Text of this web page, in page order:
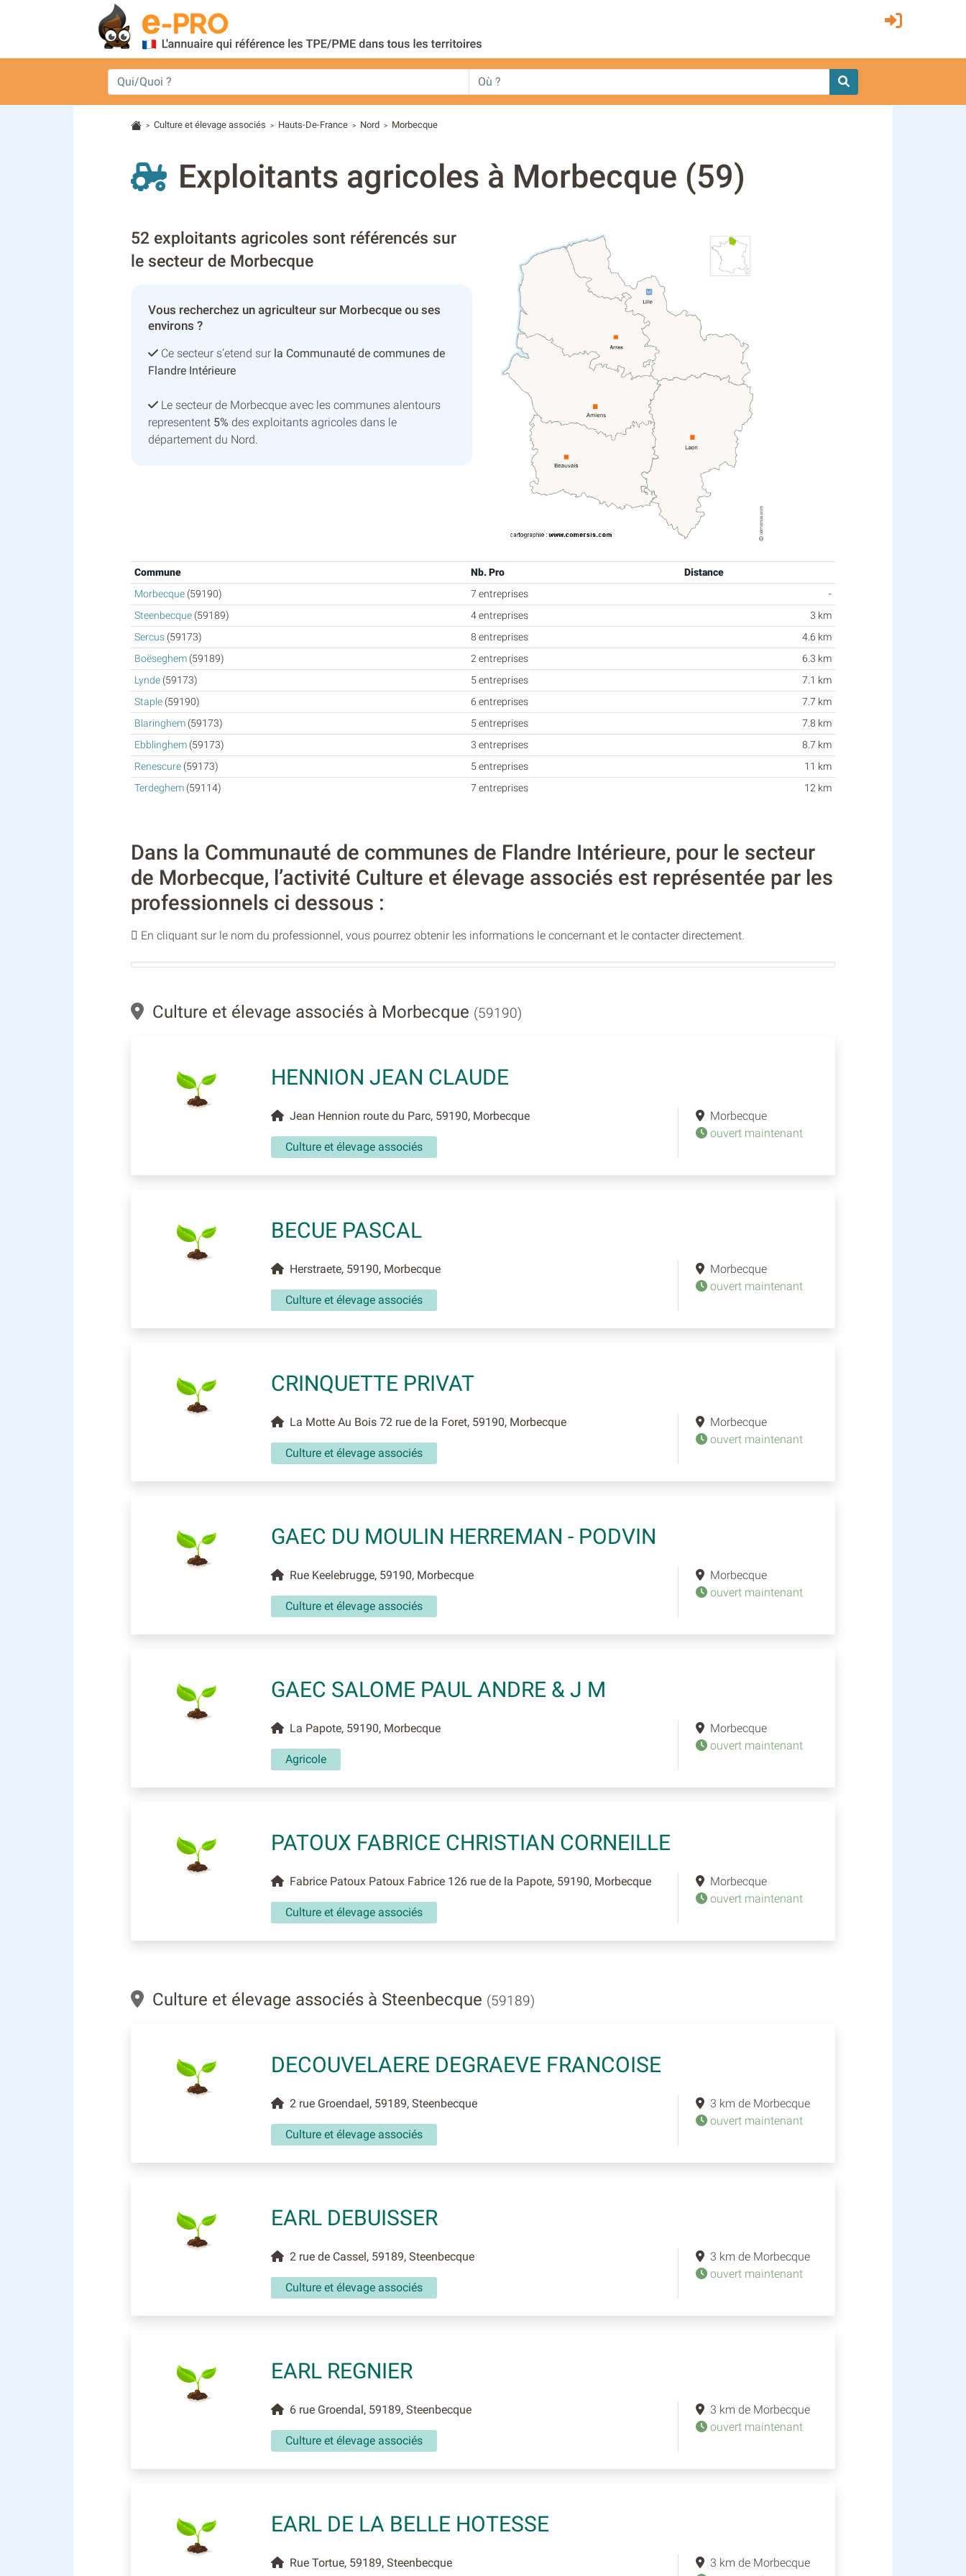
> Culture et élevage associés > Hauts-De-France > Nord > Morbecque
Exploitants agricoles à Morbecque (59)
52 exploitants agricoles sont référencés sur
le secteur de Morbecque
Vous recherchez un agriculteur sur Morbecque ou ses
environs ?
Ce secteur s’etend sur la Communauté de communes de
Flandre Intérieure
Le secteur de Morbecque avec les communes alentours
representent 5% des exploitants agricoles dans le
département du Nord.
Commune Nb. Pro
Distance
Morbecque(59190) 7 entreprises
-
Steenbecque(59189) 4 entreprises
3 km
Sercus(59173) 8 entreprises
4.6 km
Boëseghem(59189) 2 entreprises
6.3 km
Lynde(59173) 5 entreprises
7.1 km
Staple(59190) 6 entreprises
7.7 km
Blaringhem(59173) 5 entreprises
7.8 km
Ebblinghem(59173) 3 entreprises
8.7 km
Renescure(59173) 5 entreprises
11 km
Terdeghem(59114) 7 entreprises 12 km
Dans la Communauté de communes de Flandre Intérieure, pour le secteur
de Morbecque, l’activité Culture et élevage associés est représentée par les
professionnels ci dessous :
En cliquant sur le nom du professionnel, vous pourrez obtenir les informations le concernant et le contacter directement.
Culture et élevage associés à Morbecque (59190)
HENNION JEAN CLAUDE
Jean Hennion route du Parc, 59190, Morbecque
Culture et élevage associés
Morbecque
ouvert maintenant
BECUE PASCAL
Herstraete, 59190, Morbecque
Culture et élevage associés
Morbecque
ouvert maintenant
CRINQUETTE PRIVAT
La Motte Au Bois 72 rue de la Foret, 59190, Morbecque
Culture et élevage associés
Morbecque
ouvert maintenant
GAEC DU MOULIN HERREMAN - PODVIN
Rue Keelebrugge, 59190, Morbecque
Culture et élevage associés
Morbecque
ouvert maintenant
GAEC SALOME PAUL ANDRE & J M
La Papote, 59190, Morbecque
Agricole
Morbecque
ouvert maintenant
PATOUX FABRICE CHRISTIAN CORNEILLE
Fabrice Patoux Patoux Fabrice 126 rue de la Papote, 59190, Morbecque
Culture et élevage associés
Morbecque
ouvert maintenant
Culture et élevage associés à Steenbecque (59189)
DECOUVELAERE DEGRAEVE FRANCOISE
2 rue Groendael, 59189, Steenbecque
Culture et élevage associés
3 km de Morbecque
ouvert maintenant
EARL DEBUISSER
2 rue de Cassel, 59189, Steenbecque
Culture et élevage associés
3 km de Morbecque
ouvert maintenant
EARL REGNIER
6 rue Groendal, 59189, Steenbecque
Culture et élevage associés
3 km de Morbecque
ouvert maintenant
EARL DE LA BELLE HOTESSE
Rue Tortue, 59189, Steenbecque
3 km de Morbecque